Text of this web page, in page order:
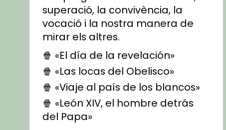
superació, la convivència, la
vocació i la nostra manera de
mirar els altres.
🍿 «El día de la revelación»
🍿 «Las locas del Obelisco»
🍿 «Viaje al país de los blancos»
🍿 «León XIV, el hombre detrás
del Papa»